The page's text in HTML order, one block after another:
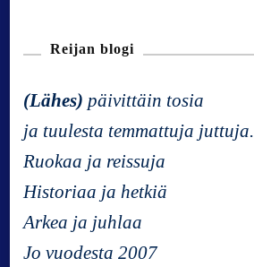
v
i
g
Reijan blogi
(Lähes) päivittäin tosia
ja tuulesta temmattuja juttuja.
Ruokaa ja reissuja
Historiaa ja hetkiä
Arkea ja juhlaa
Jo vuodesta 2007